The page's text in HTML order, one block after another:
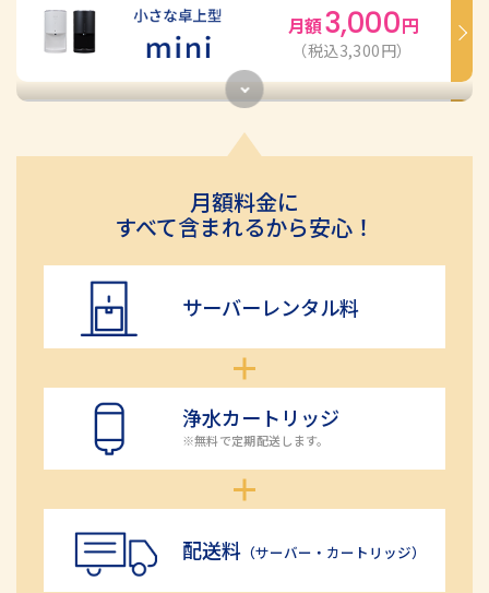
月額3,000円
（税込3,300円）
月額料金に
すべて含まれるから安心！
サーバーレンタル料
浄水カートリッジ
※無料で定期配送します。
配送料（サーバー・カートリッジ）